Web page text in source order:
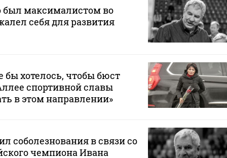
был максималистом во
себя для развития
хотелось, чтобы бюст
спортивной славы
в этом направлении»
соболезнования в связи со
чемпиона Ивана